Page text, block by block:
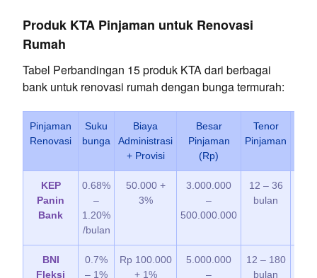
Produk KTA Pinjaman untuk Renovasi
Rumah
Tabel Perbandingan 15 produk KTA dari berbagai
bank untuk renovasi rumah dengan bunga termurah:
Pinjaman
Renovasi
Suku
bunga
Biaya
Administrasi
+ Provisi
Besar
Pinjaman
(Rp)
Tenor
Pinjaman
KEP
Panin
Bank
0.68%
–
1.20%
/bulan
50.000 +
3%
3.000.000
–
500.000.000
12 – 36
bulan
BNI
Fleksi
0.7%
– 1%
Rp 100.000
+ 1%
5.000.000
–
12 – 180
bulan